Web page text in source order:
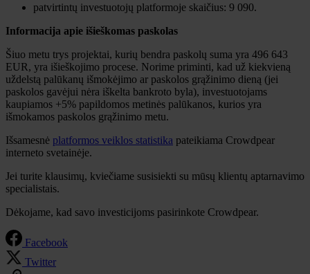
patvirtintų investuotojų platformoje skaičius: 9 090.
Informacija apie išieškomas paskolas
Šiuo metu trys projektai, kurių bendra paskolų suma yra 496 643
EUR, yra išieškojimo procese. Norime priminti, kad už kiekvieną
uždelstą palūkanų išmokėjimo ar paskolos grąžinimo dieną (jei
paskolos gavėjui nėra iškelta bankroto byla), investuotojams
kaupiamos +5% papildomos metinės palūkanos, kurios yra
išmokamos paskolos grąžinimo metu.
Išsamesnė platformos veiklos statistika pateikiama Crowdpear
interneto svetainėje.
Jei turite klausimų, kviečiame susisiekti su mūsų klientų aptarnavimo
specialistais.
Dėkojame, kad savo investicijoms pasirinkote Crowdpear.
Facebook
Twitter